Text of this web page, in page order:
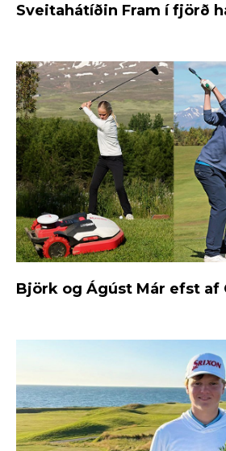
Sveitahátíðin Fram í fjörð
Björk og Ágúst Már efst af